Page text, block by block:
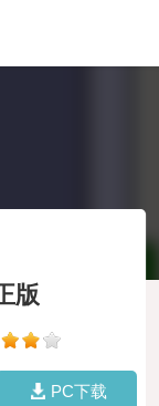
版
PC下载